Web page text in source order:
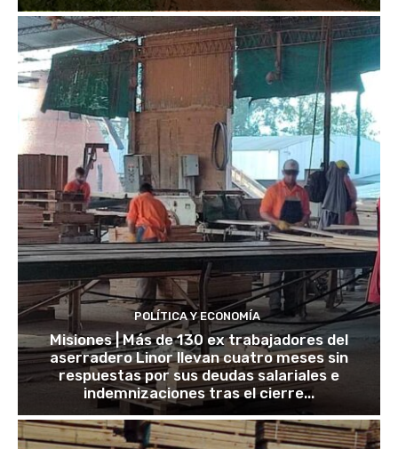
POLÍTICA Y ECONOMÍA
Misiones | Más de 130 ex trabajadores del
aserradero Linor llevan cuatro meses sin
respuestas por sus deudas salariales e
indemnizaciones tras el cierre...